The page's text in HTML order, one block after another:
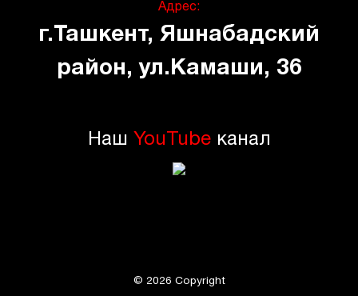
Адрес:
г.Ташкент, Яшнабадский
район, ул.Камаши, 36
Наш YouTube канал
© 2026 Copyright